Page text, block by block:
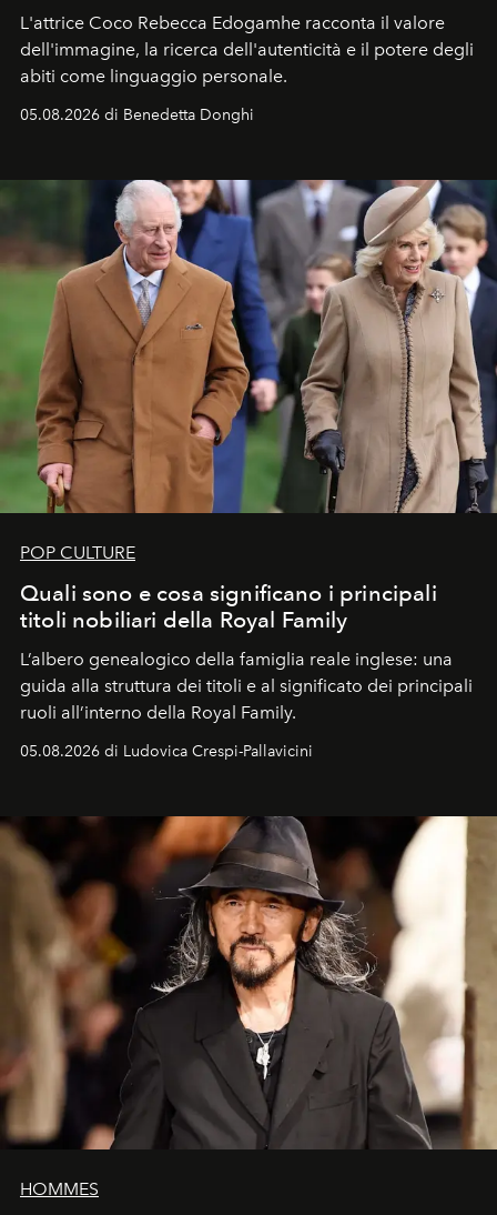
L'attrice Coco Rebecca Edogamhe racconta il valore
dell'immagine, la ricerca dell'autenticità e il potere degli
abiti come linguaggio personale.
05.08.2026 di Benedetta Donghi
POP CULTURE
Quali sono e cosa significano i principali
titoli nobiliari della Royal Family
L’albero genealogico della famiglia reale inglese: una
guida alla struttura dei titoli e al significato dei principali
ruoli all’interno della Royal Family.
05.08.2026 di Ludovica Crespi-Pallavicini
HOMMES